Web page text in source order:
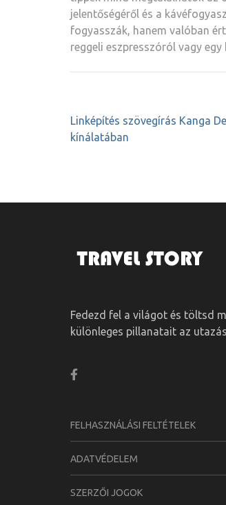
jelentőségéről és a
fogyasszák, hanem valóban
reggeli eszpresszóról vagy
Bejegyzés
navigáció
Linképítés szövegírás Kanga
kínálatában
Fedezd fel a világot és töltsd
különleges pillanatait az
FELHASZNÁLÁSI FELTÉTELEK
ADATVÉDELEM
SZERZŐI JOGOK